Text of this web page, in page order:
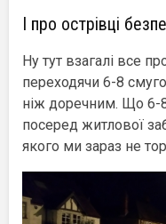
І про острівці
Ну тут взагалі все
переходячи 6-8
ніж доречним. Що 6-
посеред житлової
якого ми зараз не